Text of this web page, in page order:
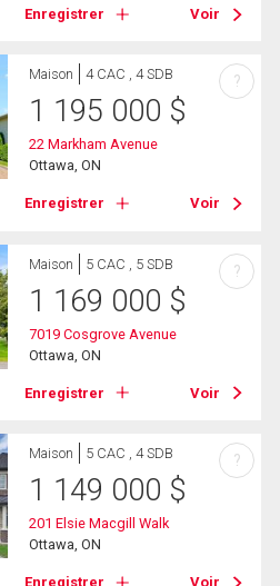
Enregistrer Voir
Maison 4 CAC , 4 SDB
1 195 000 $
22 Markham Avenue
Ottawa, ON
Enregistrer Voir
?
Maison 5 CAC , 5 SDB
1 169 000 $
7019 Cosgrove Avenue
Ottawa, ON
Enregistrer Voir
?
Maison 5 CAC , 4 SDB
1 149 000 $
201 Elsie Macgill Walk
Ottawa, ON
Enregistrer Voir
?